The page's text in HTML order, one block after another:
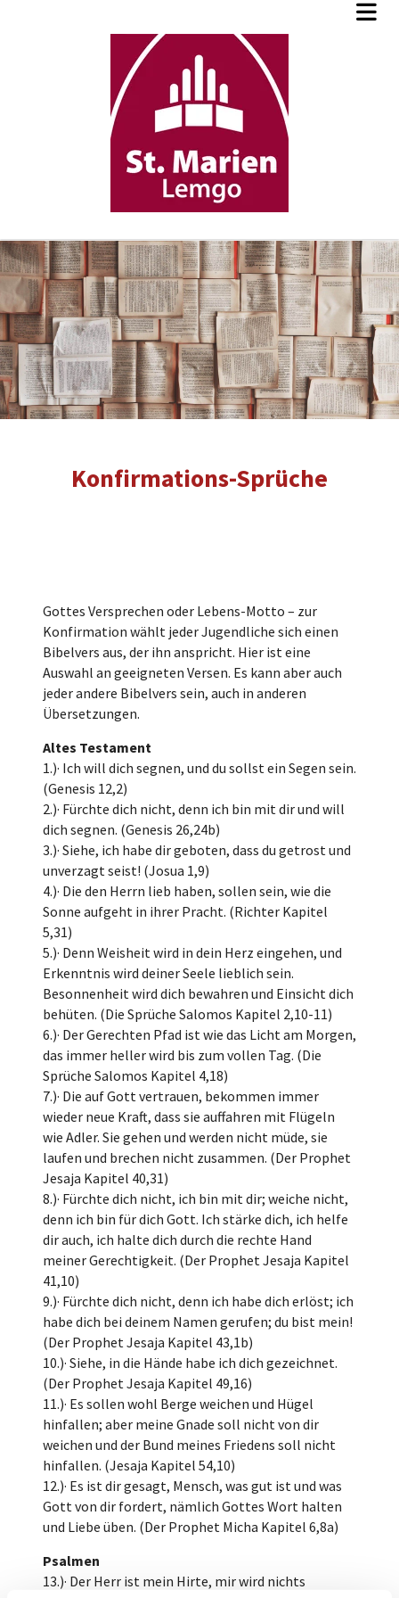
Konfirmations-Sprüche
Gottes Versprechen oder Lebens-Motto – zur
Konfirmation wählt jeder Jugendliche sich einen
Bibelvers aus, der ihn anspricht. Hier ist eine
Auswahl an geeigneten Versen. Es kann aber auch
jeder andere Bibelvers sein, auch in anderen
Übersetzungen.
Altes Testament
1.)· Ich will dich segnen, und du sollst ein Segen sein.
(Genesis 12,2)
2.)· Fürchte dich nicht, denn ich bin mit dir und will
dich segnen. (Genesis 26,24b)
3.)· Siehe, ich habe dir geboten, dass du getrost und
unverzagt seist! (Josua 1,9)
4.)· Die den Herrn lieb haben, sollen sein, wie die
Sonne aufgeht in ihrer Pracht. (Richter Kapitel
5,31)
5.)· Denn Weisheit wird in dein Herz eingehen, und
Erkenntnis wird deiner Seele lieblich sein.
Besonnenheit wird dich bewahren und Einsicht dich
behüten. (Die Sprüche Salomos Kapitel 2,10-11)
6.)· Der Gerechten Pfad ist wie das Licht am Morgen,
das immer heller wird bis zum vollen Tag. (Die
Sprüche Salomos Kapitel 4,18)
7.)· Die auf Gott vertrauen, bekommen immer
wieder neue Kraft, dass sie auffahren mit Flügeln
wie Adler. Sie gehen und werden nicht müde, sie
laufen und brechen nicht zusammen. (Der Prophet
Jesaja Kapitel 40,31)
8.)· Fürchte dich nicht, ich bin mit dir; weiche nicht,
denn ich bin für dich Gott. Ich stärke dich, ich helfe
dir auch, ich halte dich durch die rechte Hand
meiner Gerechtigkeit. (Der Prophet Jesaja Kapitel
41,10)
9.)· Fürchte dich nicht, denn ich habe dich erlöst; ich
habe dich bei deinem Namen gerufen; du bist mein!
(Der Prophet Jesaja Kapitel 43,1b)
10.)· Siehe, in die Hände habe ich dich gezeichnet.
(Der Prophet Jesaja Kapitel 49,16)
11.)· Es sollen wohl Berge weichen und Hügel
hinfallen; aber meine Gnade soll nicht von dir
weichen und der Bund meines Friedens soll nicht
hinfallen. (Jesaja Kapitel 54,10)
12.)· Es ist dir gesagt, Mensch, was gut ist und was
Gott von dir fordert, nämlich Gottes Wort halten
und Liebe üben. (Der Prophet Micha Kapitel 6,8a)
Psalmen
13.)· Der Herr ist mein Hirte, mir wird nichts